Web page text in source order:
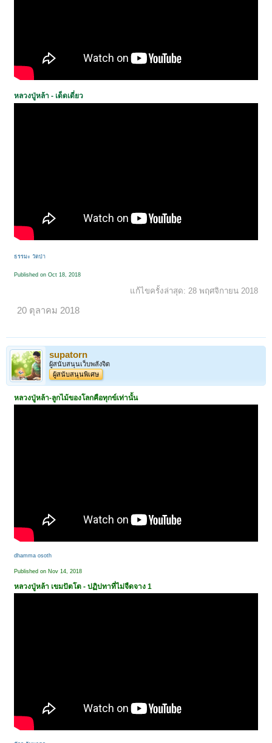
หลวงปู่หล้า - เด็ดเดี่ยว
ธรรมะ วัดป่า
Published on Oct 18, 2018
แก้ไขครั้งล่าสุด: 28 พฤศจิกายน 2018
20 ตุลาคม 2018
supatorn
ผู้สนับสนุนเว็บพลังจิต
ผู้สนับสนุนพิเศษ
หลวงปู่หล้า-ลูกไม้ของโลกคือทุกข์เท่านั้น
dhamma osoth
Published on Nov 14, 2018
หลวงปู่หล้า เขมปัตโต - ปฏิปทาที่ไม่จืดจาง 1